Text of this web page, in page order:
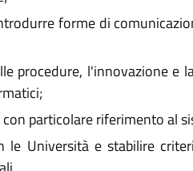
forme di
procedure, l'innovazione
particolare riferimento al
le Università e stabilire